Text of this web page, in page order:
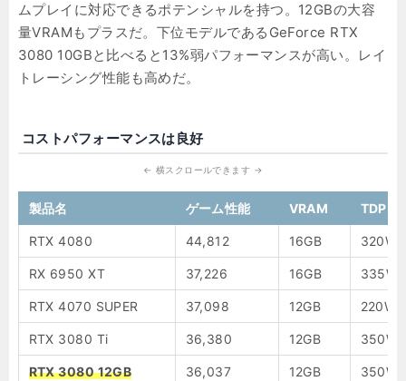
ムプレイに対応できるポテンシャルを持つ。12GBの大容
量VRAMもプラスだ。下位モデルであるGeForce RTX
3080 10GBと比べると13%弱パフォーマンスが高い。レイ
トレーシング性能も高めだ。
コストパフォーマンスは良好
製品名 ゲーム性能 VRAM TDP
RTX 4080 44,812 16GB 320W
RX 6950 XT 37,226 16GB 335W
RTX 4070 SUPER 37,098 12GB 220W
RTX 3080 Ti 36,380 12GB 350W
RTX 3080 12GB 36,037 12GB 350W